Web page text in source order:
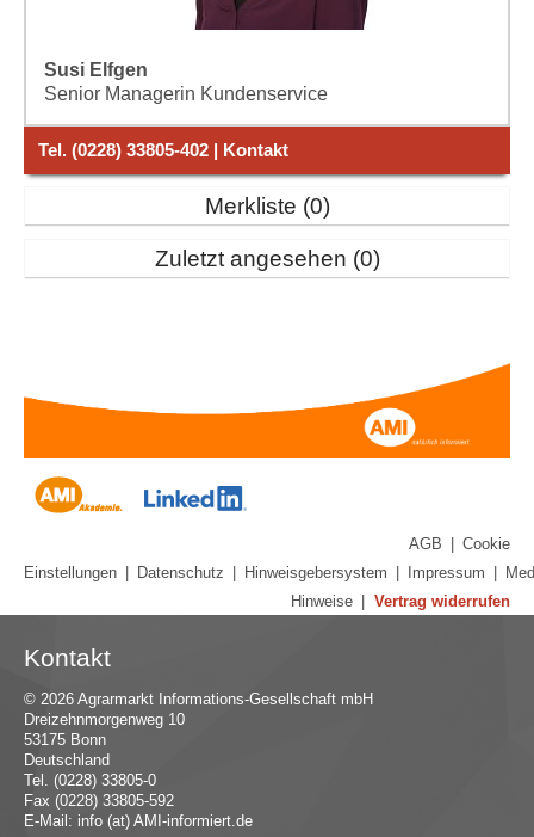
Susi Elfgen
Senior Managerin Kundenservice
Tel. (0228) 33805-402 | Kontakt
Merkliste 0
Zuletzt angesehen 0
AGB
Cookie
Einstellungen
Datenschutz Hinweisgebersystem Impressum
Hinweise
Vertrag widerrufen
Kontakt
© 2026 Agrarmarkt Informations-Gesellschaft mbH
Dreizehnmorgenweg 10
53175 Bonn
Deutschland
Tel. (0228) 33805-0
Fax (0228) 33805-592
E-Mail: info (at) AMI-informiert.de